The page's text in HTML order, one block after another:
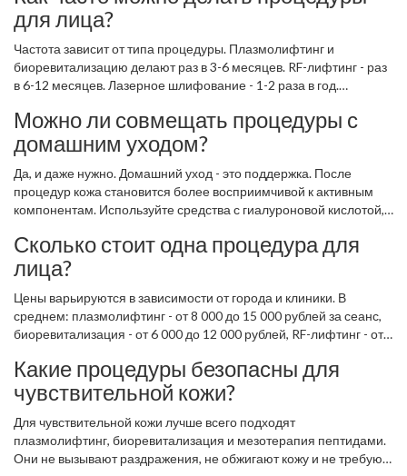
для лица?
Частота зависит от типа процедуры. Плазмолифтинг и
биоревитализацию делают раз в 3-6 месяцев. RF-лифтинг - раз
в 6-12 месяцев. Лазерное шлифование - 1-2 раза в год.
перегружать кожу. Между процедурами нужно давать ей время
на восстановление. Врачи рекомендуют делать не более 2-3
инвазивных процедур в год.
Можно ли совмещать процедуры с
домашним уходом?
Да, и даже нужно. Домашний уход - это поддержка. После
процедур кожа становится более восприимчивой к активным
компонентам. Используйте средства с гиалуроновой кислотой,
Избегайте агрессивных скрабов и спирта. Увлажняйте и
защищайте от солнца - это основа. Без этого даже самые
дорогие процедуры дадут слабый эффект.
Сколько стоит одна процедура для
лица?
Цены варьируются в зависимости от города и клиники. В
среднем: плазмолифтинг - от 8 000 до 15 000 рублей за сеанс,
биоревитализация - от 6 000 до 12 000 рублей, RF-лифтинг - от
30 000 рублей. Мезотерапия пептидами - от 3 000 до 7 000
рублей. Не гонитесь за самой низкой ценой. Качество инъекций
и оборудование важнее скидок.
Какие процедуры безопасны для
чувствительной кожи?
Для чувствительной кожи лучше всего подходят
плазмолифтинг, биоревитализация и мезотерапия пептидами.
Они не вызывают раздражения, не обжигают кожу и не требуют